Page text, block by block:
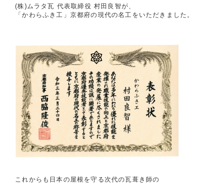
(株)ムラタ瓦 代表取締役 村田良智が、
「かわらふき工」京都府の現代の名工をいただきました。
これからも日本の屋根を守る次代の瓦葺き師の